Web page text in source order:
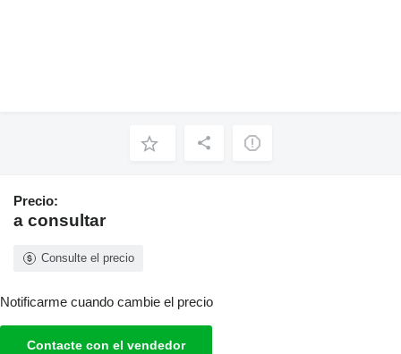
Precio:
a consultar
Consulte el precio
Notificarme cuando cambie el precio
Contacte con el vendedor